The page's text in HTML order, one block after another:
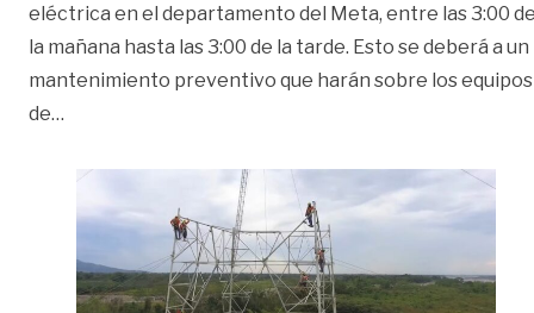
eléctrica en el departamento del Meta, entre las 3:00
la mañana hasta las 3:00 de la tarde. Esto se deberá a un
mantenimiento preventivo que harán sobre los equipos
de…